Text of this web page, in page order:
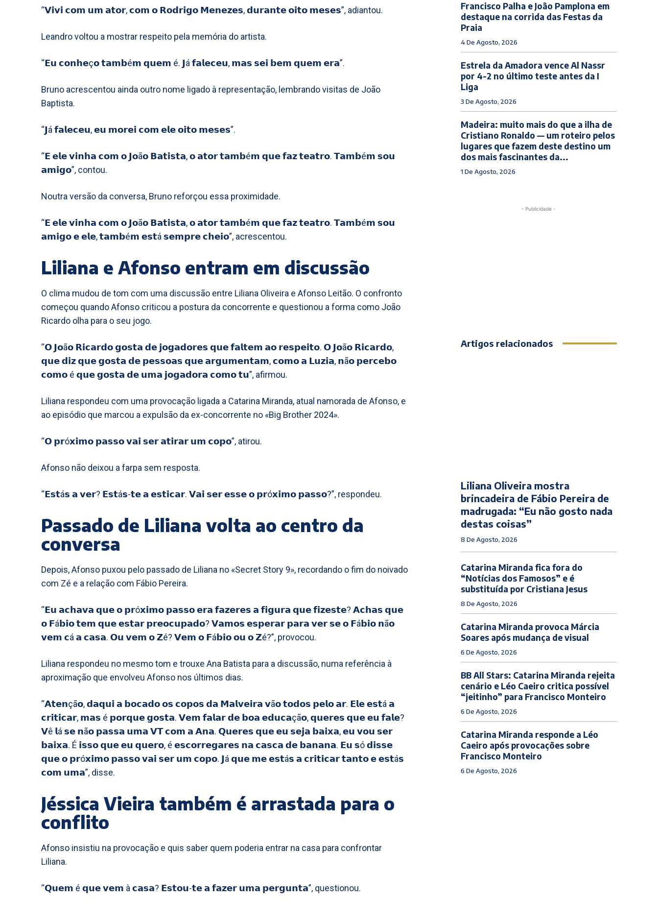
“𝗩𝗶𝘃𝗶 𝗰𝗼𝗺 𝘂𝗺 𝗮𝘁𝗼𝗿, 𝗰𝗼𝗺 𝗼 𝗥𝗼𝗱𝗿𝗶𝗴𝗼 𝗠𝗲𝗻𝗲𝘇𝗲𝘀, 𝗱𝘂𝗿𝗮𝗻𝘁𝗲 𝗼𝗶𝘁𝗼 𝗺𝗲𝘀𝗲𝘀”, adiantou.
Leandro voltou a mostrar respeito pela memória do artista.
“𝗘𝘂 𝗰𝗼𝗻𝗵𝗲ç𝗼 𝘁𝗮𝗺𝗯é𝗺 𝗾𝘂𝗲𝗺 é. 𝗝á 𝗳𝗮𝗹𝗲𝗰𝗲𝘂, 𝗺𝗮𝘀 𝘀𝗲𝗶 𝗯𝗲𝗺 𝗾𝘂𝗲𝗺 𝗲𝗿𝗮”.
Bruno acrescentou ainda outro nome ligado à representação, lembrando visitas de João
Baptista.
“𝗝á 𝗳𝗮𝗹𝗲𝗰𝗲𝘂, 𝗲𝘂 𝗺𝗼𝗿𝗲𝗶 𝗰𝗼𝗺 𝗲𝗹𝗲 𝗼𝗶𝘁𝗼 𝗺𝗲𝘀𝗲𝘀”.
“𝗘 𝗲𝗹𝗲 𝘃𝗶𝗻𝗵𝗮 𝗰𝗼𝗺 𝗼 𝗝𝗼ã𝗼 𝗕𝗮𝘁𝗶𝘀𝘁𝗮, 𝗼 𝗮𝘁𝗼𝗿 𝘁𝗮𝗺𝗯é𝗺 𝗾𝘂𝗲 𝗳𝗮𝘇 𝘁𝗲𝗮𝘁𝗿𝗼. 𝗧𝗮𝗺𝗯é𝗺 𝘀𝗼𝘂
𝗮𝗺𝗶𝗴𝗼”, contou.
Noutra versão da conversa, Bruno reforçou essa proximidade.
“𝗘 𝗲𝗹𝗲 𝘃𝗶𝗻𝗵𝗮 𝗰𝗼𝗺 𝗼 𝗝𝗼ã𝗼 𝗕𝗮𝘁𝗶𝘀𝘁𝗮, 𝗼 𝗮𝘁𝗼𝗿 𝘁𝗮𝗺𝗯é𝗺 𝗾𝘂𝗲 𝗳𝗮𝘇 𝘁𝗲𝗮𝘁𝗿𝗼. 𝗧𝗮𝗺𝗯é𝗺 𝘀𝗼𝘂
𝗮𝗺𝗶𝗴𝗼 𝗲 𝗲𝗹𝗲, 𝘁𝗮𝗺𝗯é𝗺 𝗲𝘀𝘁á 𝘀𝗲𝗺𝗽𝗿𝗲 𝗰𝗵𝗲𝗶𝗼”, acrescentou.
Liliana e Afonso entram em discussão
O clima mudou de tom com uma discussão entre Liliana Oliveira e Afonso Leitão. O confronto
começou quando Afonso criticou a postura da concorrente e questionou a forma como João
Ricardo olha para o seu jogo.
“𝗢 𝗝𝗼ã𝗼 𝗥𝗶𝗰𝗮𝗿𝗱𝗼 𝗴𝗼𝘀𝘁𝗮 𝗱𝗲 𝗷𝗼𝗴𝗮𝗱𝗼𝗿𝗲𝘀 𝗾𝘂𝗲 𝗳𝗮𝗹𝘁𝗲𝗺 𝗮𝗼 𝗿𝗲𝘀𝗽𝗲𝗶𝘁𝗼. 𝗢 𝗝𝗼ã𝗼 𝗥𝗶𝗰𝗮𝗿𝗱𝗼,
𝗾𝘂𝗲 𝗱𝗶𝘇 𝗾𝘂𝗲 𝗴𝗼𝘀𝘁𝗮 𝗱𝗲 𝗽𝗲𝘀𝘀𝗼𝗮𝘀 𝗾𝘂𝗲 𝗮𝗿𝗴𝘂𝗺𝗲𝗻𝘁𝗮𝗺, 𝗰𝗼𝗺𝗼 𝗮 𝗟𝘂𝘇𝗶𝗮, 𝗻ã𝗼 𝗽𝗲𝗿𝗰𝗲𝗯𝗼
𝗰𝗼𝗺𝗼 é 𝗾𝘂𝗲 𝗴𝗼𝘀𝘁𝗮 𝗱𝗲 𝘂𝗺𝗮 𝗷𝗼𝗴𝗮𝗱𝗼𝗿𝗮 𝗰𝗼𝗺𝗼 𝘁𝘂”, afirmou.
Liliana respondeu com uma provocação ligada a Catarina Miranda, atual namorada de Afonso, e
ao episódio que marcou a expulsão da ex-concorrente no «Big Brother 2024».
“𝗢 𝗽𝗿ó𝘅𝗶𝗺𝗼 𝗽𝗮𝘀𝘀𝗼 𝘃𝗮𝗶 𝘀𝗲𝗿 𝗮𝘁𝗶𝗿𝗮𝗿 𝘂𝗺 𝗰𝗼𝗽𝗼”, atirou.
Afonso não deixou a farpa sem resposta.
“𝗘𝘀𝘁á𝘀 𝗮 𝘃𝗲𝗿? 𝗘𝘀𝘁á𝘀-𝘁𝗲 𝗮 𝗲𝘀𝘁𝗶𝗰𝗮𝗿. 𝗩𝗮𝗶 𝘀𝗲𝗿 𝗲𝘀𝘀𝗲 𝗼 𝗽𝗿ó𝘅𝗶𝗺𝗼 𝗽𝗮𝘀𝘀𝗼?”, respondeu.
Passado de Liliana volta ao centro da
conversa
Depois, Afonso puxou pelo passado de Liliana no «Secret Story 9», recordando o fim do noivado
com Zé e a relação com Fábio Pereira.
“𝗘𝘂 𝗮𝗰𝗵𝗮𝘃𝗮 𝗾𝘂𝗲 𝗼 𝗽𝗿ó𝘅𝗶𝗺𝗼 𝗽𝗮𝘀𝘀𝗼 𝗲𝗿𝗮 𝗳𝗮𝘇𝗲𝗿𝗲𝘀 𝗮 𝗳𝗶𝗴𝘂𝗿𝗮 𝗾𝘂𝗲 𝗳𝗶𝘇𝗲𝘀𝘁𝗲? 𝗔𝗰𝗵𝗮𝘀 𝗾𝘂𝗲
𝗼 𝗙á𝗯𝗶𝗼 𝘁𝗲𝗺 𝗾𝘂𝗲 𝗲𝘀𝘁𝗮𝗿 𝗽𝗿𝗲𝗼𝗰𝘂𝗽𝗮𝗱𝗼? 𝗩𝗮𝗺𝗼𝘀 𝗲𝘀𝗽𝗲𝗿𝗮𝗿 𝗽𝗮𝗿𝗮 𝘃𝗲𝗿 𝘀𝗲 𝗼 𝗙á𝗯𝗶𝗼 𝗻ã𝗼
𝘃𝗲𝗺 𝗰á 𝗮 𝗰𝗮𝘀𝗮. 𝗢𝘂 𝘃𝗲𝗺 𝗼 𝗭é? 𝗩𝗲𝗺 𝗼 𝗙á𝗯𝗶𝗼 𝗼𝘂 𝗼 𝗭é?”, provocou.
Liliana respondeu no mesmo tom e trouxe Ana Batista para a discussão, numa referência à
aproximação que envolveu Afonso nos últimos dias.
“𝗔𝘁𝗲𝗻çã𝗼, 𝗱𝗮𝗾𝘂𝗶 𝗮 𝗯𝗼𝗰𝗮𝗱𝗼 𝗼𝘀 𝗰𝗼𝗽𝗼𝘀 𝗱𝗮 𝗠𝗮𝗹𝘃𝗲𝗶𝗿𝗮 𝘃ã𝗼 𝘁𝗼𝗱𝗼𝘀 𝗽𝗲𝗹𝗼 𝗮𝗿. 𝗘𝗹𝗲 𝗲𝘀𝘁á 𝗮
𝗰𝗿𝗶𝘁𝗶𝗰𝗮𝗿, 𝗺𝗮𝘀 é 𝗽𝗼𝗿𝗾𝘂𝗲 𝗴𝗼𝘀𝘁𝗮. 𝗩𝗲𝗺 𝗳𝗮𝗹𝗮𝗿 𝗱𝗲 𝗯𝗼𝗮 𝗲𝗱𝘂𝗰𝗮çã𝗼, 𝗾𝘂𝗲𝗿𝗲𝘀 𝗾𝘂𝗲 𝗲𝘂 𝗳𝗮𝗹𝗲?
𝗩ê 𝗹á 𝘀𝗲 𝗻ã𝗼 𝗽𝗮𝘀𝘀𝗮 𝘂𝗺𝗮 𝗩𝗧 𝗰𝗼𝗺 𝗮 𝗔𝗻𝗮. 𝗤𝘂𝗲𝗿𝗲𝘀 𝗾𝘂𝗲 𝗲𝘂 𝘀𝗲𝗷𝗮 𝗯𝗮𝗶𝘅𝗮, 𝗲𝘂 𝘃𝗼𝘂 𝘀𝗲𝗿
𝗯𝗮𝗶𝘅𝗮. É 𝗶𝘀𝘀𝗼 𝗾𝘂𝗲 𝗲𝘂 𝗾𝘂𝗲𝗿𝗼, é 𝗲𝘀𝗰𝗼𝗿𝗿𝗲𝗴𝗮𝗿𝗲𝘀 𝗻𝗮 𝗰𝗮𝘀𝗰𝗮 𝗱𝗲 𝗯𝗮𝗻𝗮𝗻𝗮. 𝗘𝘂 𝘀ó 𝗱𝗶𝘀𝘀𝗲
𝗾𝘂𝗲 𝗼 𝗽𝗿ó𝘅𝗶𝗺𝗼 𝗽𝗮𝘀𝘀𝗼 𝘃𝗮𝗶 𝘀𝗲𝗿 𝘂𝗺 𝗰𝗼𝗽𝗼. 𝗝á 𝗾𝘂𝗲 𝗺𝗲 𝗲𝘀𝘁á𝘀 𝗮 𝗰𝗿𝗶𝘁𝗶𝗰𝗮𝗿 𝘁𝗮𝗻𝘁𝗼 𝗲 𝗲𝘀𝘁á𝘀
𝗰𝗼𝗺 𝘂𝗺𝗮”, disse.
Jéssica Vieira também é arrastada para o
conflito
Afonso insistiu na provocação e quis saber quem poderia entrar na casa para confrontar
Liliana.
“𝗤𝘂𝗲𝗺 é 𝗾𝘂𝗲 𝘃𝗲𝗺 à 𝗰𝗮𝘀𝗮? 𝗘𝘀𝘁𝗼𝘂-𝘁𝗲 𝗮 𝗳𝗮𝘇𝗲𝗿 𝘂𝗺𝗮 𝗽𝗲𝗿𝗴𝘂𝗻𝘁𝗮”, questionou.
Francisco Palha e João Pamplona em
destaque na corrida das Festas da
Praia
4 De Agosto, 2026
Estrela da Amadora vence Al Nassr
por 4-2 no último teste antes da I
Liga
3 De Agosto, 2026
Madeira: muito mais do que a ilha de
Cristiano Ronaldo — um roteiro pelos
lugares que fazem deste destino um
dos mais fascinantes da...
1 De Agosto, 2026
- Publicidade -
Artigos relacionados
Liliana Oliveira mostra
brincadeira de Fábio Pereira de
madrugada: “Eu não gosto nada
destas coisas”
8 De Agosto, 2026
Catarina Miranda fica fora do
“Notícias dos Famosos” e é
substituída por Cristiana Jesus
8 De Agosto, 2026
Catarina Miranda provoca Márcia
Soares após mudança de visual
6 De Agosto, 2026
BB All Stars: Catarina Miranda rejeita
cenário e Léo Caeiro critica possível
“jeitinho” para Francisco Monteiro
6 De Agosto, 2026
Catarina Miranda responde a Léo
Caeiro após provocações sobre
Francisco Monteiro
6 De Agosto, 2026